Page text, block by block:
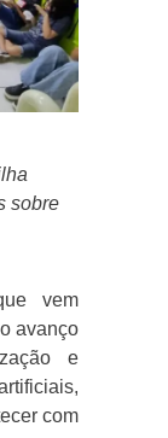
sobre
vem
avanço
e
com